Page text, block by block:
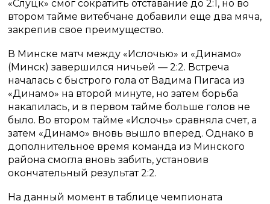
«Слуцк» смог сократить отставание до 2:1, но во
втором тайме витебчане добавили еще два мяча,
закрепив свое преимущество.
В Минске матч между «Ислочью» и «Динамо»
(Минск) завершился ничьей — 2:2. Встреча
началась с быстрого гола от Вадима Пигаса из
«Динамо» на второй минуте, но затем борьба
накалилась, и в первом тайме больше голов не
было. Во втором тайме «Ислочь» сравняла счет, а
затем «Динамо» вновь вышло вперед. Однако в
дополнительное время команда из Минского
района смогла вновь забить, установив
окончательный результат 2:2.
На данный момент в таблице чемпионата